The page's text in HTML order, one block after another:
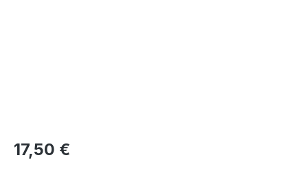
Regulärer Preis:
17,50 €